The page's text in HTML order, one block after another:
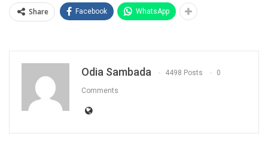
Share Facebook WhatsApp
Odia Sambada 4498 Posts 0
Comments